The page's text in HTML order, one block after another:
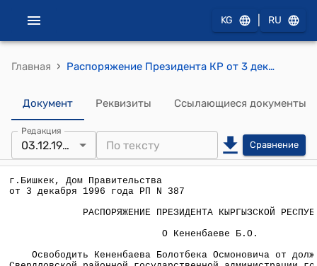
KG RU
Главная › Распоряжение Президента КР от 3 декабря 1996 года РП №387 "О Кененбаеве Б.О."
Документ Реквизиты Ссылающиеся документы
Редакция
03.12.1996 Сравнение